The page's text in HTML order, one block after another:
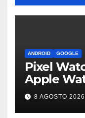
ANDROID GOOGLE
Pixel
Apple
teaser:
8 AGOSTO 2026